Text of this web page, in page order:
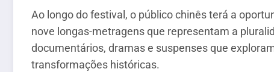
Ao longo do festival, o público chinês terá a
nove longas-metragens que representam a
documentários, dramas e suspenses que
transformações históricas.